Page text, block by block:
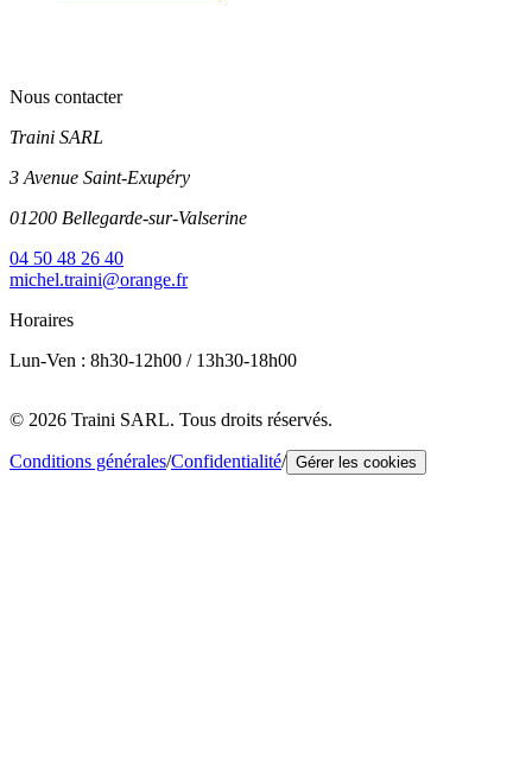
Nous contacter
Traini SARL
3 Avenue Saint-Exupéry
01200 Bellegarde-sur-Valserine
04 50 48 26 40
michel.traini@orange.fr
Horaires
Lun-Ven : 8h30-12h00 / 13h30-18h00
© 2026 Traini SARL. Tous droits réservés.
Conditions générales/Confidentialité/ Gérer les cookies